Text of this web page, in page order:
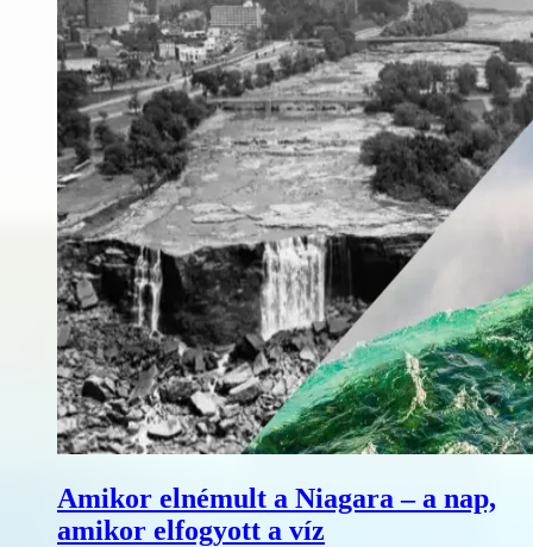
Amikor elnémult a Niagara – a nap,
amikor elfogyott a víz